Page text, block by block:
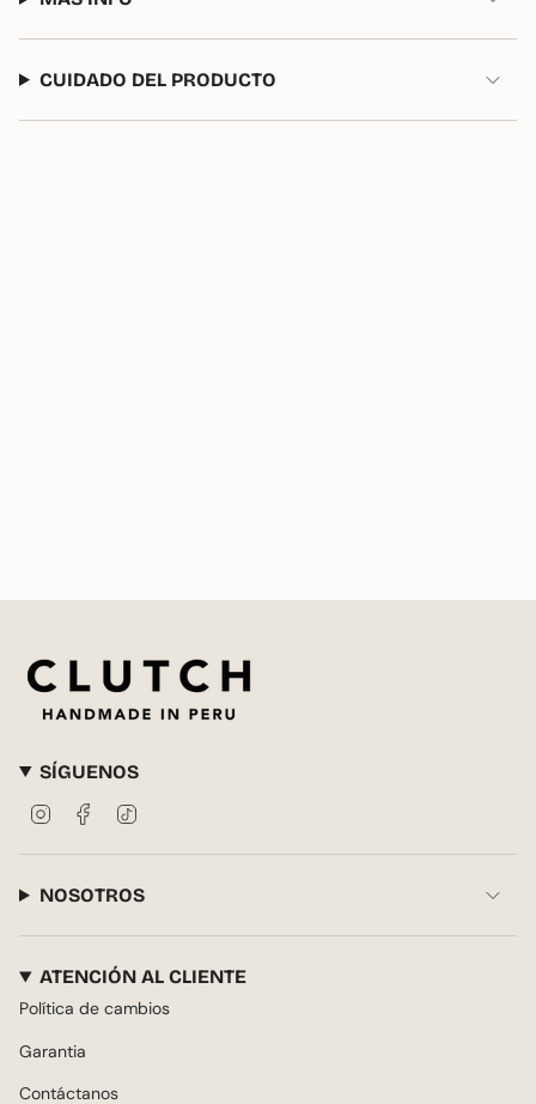
CUIDADO DEL PRODUCTO
SÍGUENOS
InstagramFacebook
NOSOTROS
ATENCIÓN AL CLIENTE
Política de cambios
Garantia
Contáctanos